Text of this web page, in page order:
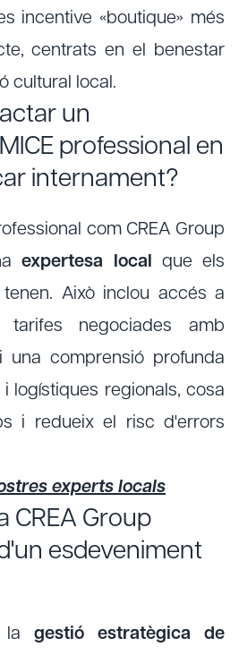
incentive «boutique» més
centrats en el benestar
cultural local.
un
professional en
internament?
com CREA Group
expertesa local que els
Això inclou accés a
tarifes negociades amb
una comprensió profunda
logístiques regionals, cosa
i redueix el risc d'errors
experts locals
CREA Group
esdeveniment
la gestió estratègica de